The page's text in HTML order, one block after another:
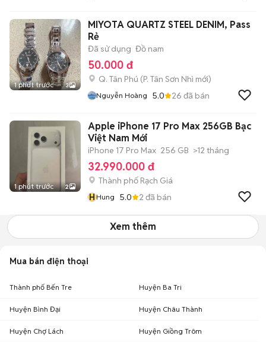
1 phút trước 3
MIYOTA QUARTZ STEEL DENIM, Pass
Rẻ
Đã sử dụng Đồ nam
50.000 đ
Q. Tân Phú (P. Tân Sơn Nhì mới)
Nguyễn Hoàng 5.0 26 đã bán
1 phút trước 2
Apple iPhone 17 Pro Max 256GB Bạc
Việt Nam Mới
iPhone 17 Pro Max 256 GB >12 tháng
32.990.000 đ
Thành phố Rạch Giá
HHung 5.0 2 đã bán
Xem thêm
Mua bán điện thoại
Thành phố Bến Tre Huyện Ba Tri
Huyện Bình Đại Huyện Châu Thành
Huyện Chợ Lách Huyện Giồng Trôm